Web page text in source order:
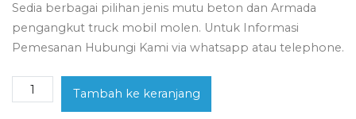
Sedia berbagai pilihan jenis mutu beton dan Armada
pengangkut truck mobil molen. Untuk Informasi
Pemesanan Hubungi Kami via whatsapp atau telephone.
Kuantitas
Harga
Tambah ke keranjang